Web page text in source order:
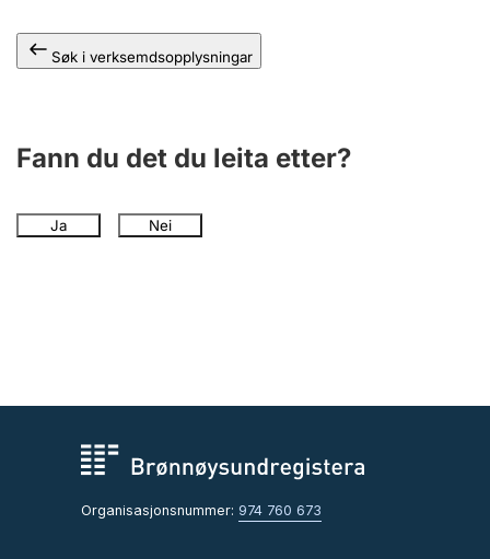
Søk i verksemdsopplysningar
Fann du det du leita etter?
Ja Nei
Organisasjonsnummer: 974 760 673